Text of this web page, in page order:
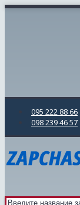
095 222 88 66
098 239 46 57